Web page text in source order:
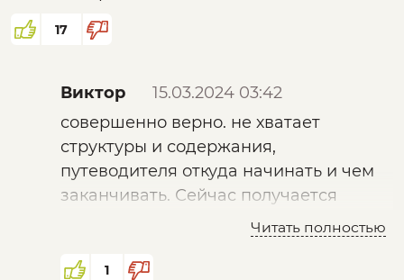
17
Виктор
15.03.2024 03:42
совершенно верно. не хватает
структуры и содержания,
путеводителя откуда начинать и чем
заканчивать. Сейчас получается
достаточно разрозненная ласкутная
ласкутов не хвататет
Читать полностью
1